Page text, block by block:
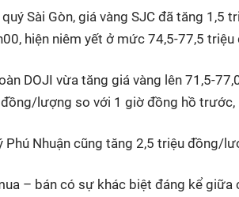
Sài Gòn, giá vàng SJC đã tăng
hiện niêm yết ở mức 74,5-77,5
DOJI vừa tăng giá vàng lên 71,5-
lượng so với 1 giờ đồng hồ
Phú Nhuận cũng tăng 2,5 triệu đồng/
– bán có sự khác biệt đáng kể